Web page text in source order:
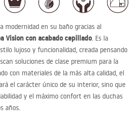
modernidad en su baño gracias al
Vision con acabado cepillado. Es la
lujoso y funcionalidad, creada pensando
soluciones de clase premium para la
con materiales de la más alta calidad, el
el carácter único de su interior, sino que
y el máximo confort en las duchas
años.